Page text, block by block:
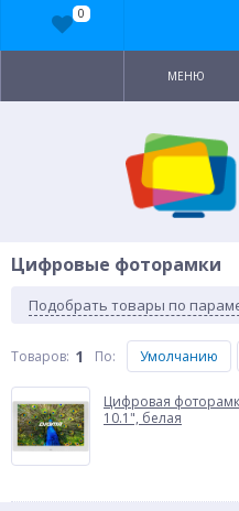
МЕНЮ
Цифровые фоторамки
Подобрать товары по
Товаров: 1 По: Умолчанию
Цифровая
10.1", белая
0